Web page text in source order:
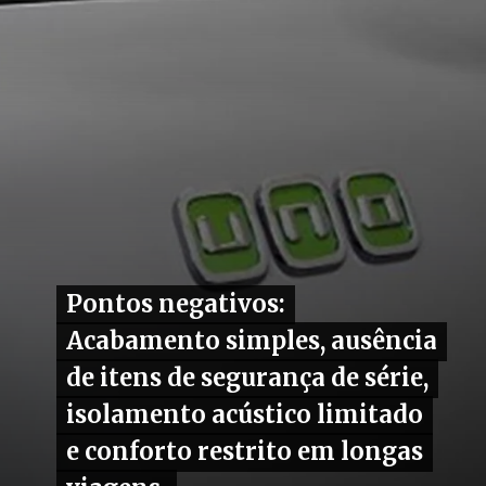
Pontos negativos:
Acabamento simples, ausência
de itens de segurança de série,
isolamento acústico limitado
e conforto restrito em longas
Pontos negativos:
Acabamento simples, ausência
de itens de segurança de série,
isolamento acústico limitado
e conforto restrito em longas